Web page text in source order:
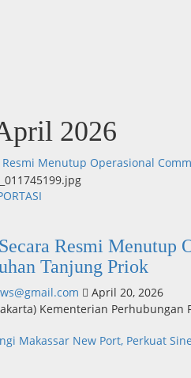
2026
Menutup Operasional
Resmi Menutup
Tanjung Priok
April 20, 2026
Kementerian Perhubungan
Makassar New Port, Perkuat